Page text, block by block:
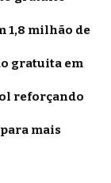
1,8 milhão de
gratuita em
reforçando
mais